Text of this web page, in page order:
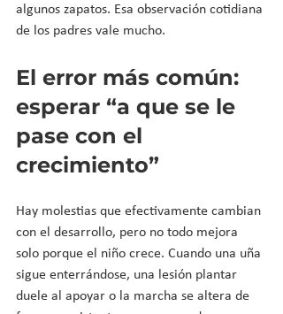
algunos zapatos. Esa observación cotidiana
de los padres vale mucho.
El error más común:
esperar “a que se le
pase con el
crecimiento”
Hay molestias que efectivamente cambian
con el desarrollo, pero no todo mejora
solo porque el niño crece. Cuando una uña
sigue enterrándose, una lesión plantar
duele al apoyar o la marcha se altera de